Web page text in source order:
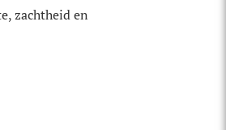
zachtheid en